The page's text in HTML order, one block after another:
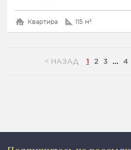
Квартира 115 м²
< НАЗАД 1 2 3 ... 4